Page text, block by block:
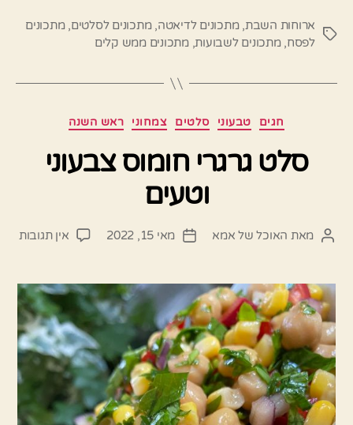
תגיות
ארוחות השבת,מתכונים לדיאטה,מתכונים לסלטים,מתכונים
לפסח,מתכונים לשבועות,מתכונים ממש קלים
קטגוריות חגים טבעוני סלטים צמחוני ראש השנה
סלט גרגרי חומוס צבעוני
וטעים
המחבר
מאת האוכל של אמא
תאריך
מאי 15, 2022 אין תגובות